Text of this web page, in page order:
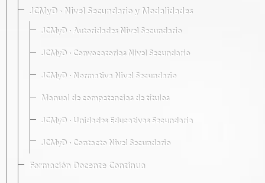
JCMyD · Nivel Secundario y Modalidades
JCMyD · Autoridades Nivel Secundario
JCMyD · Convocatorias Nivel Secundario
JCMyD · Normativa Nivel Secundario
Manual de competencias de títulos
JCMyD · Unidades Educativas Secundaria
JCMyD · Contacto Nivel Secundario
Formación Docente Continua